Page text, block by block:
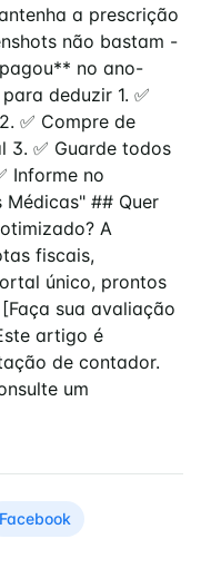
a prescrição
não bastam -
no ano-
deduzir 1. ✅
✅ Compre de
3. ✅ Guarde todos
Informe no
Médicas" ## Quer
A
fiscais,
único, prontos
sua avaliação
artigo é
de contador.
um
Facebook